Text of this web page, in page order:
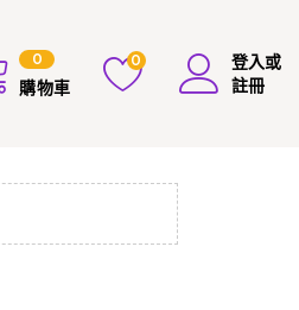
0
購物車
0
登入或
註冊